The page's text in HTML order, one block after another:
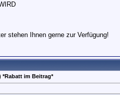
stehen Ihnen gerne zur Verfügung!
im Beitrag*